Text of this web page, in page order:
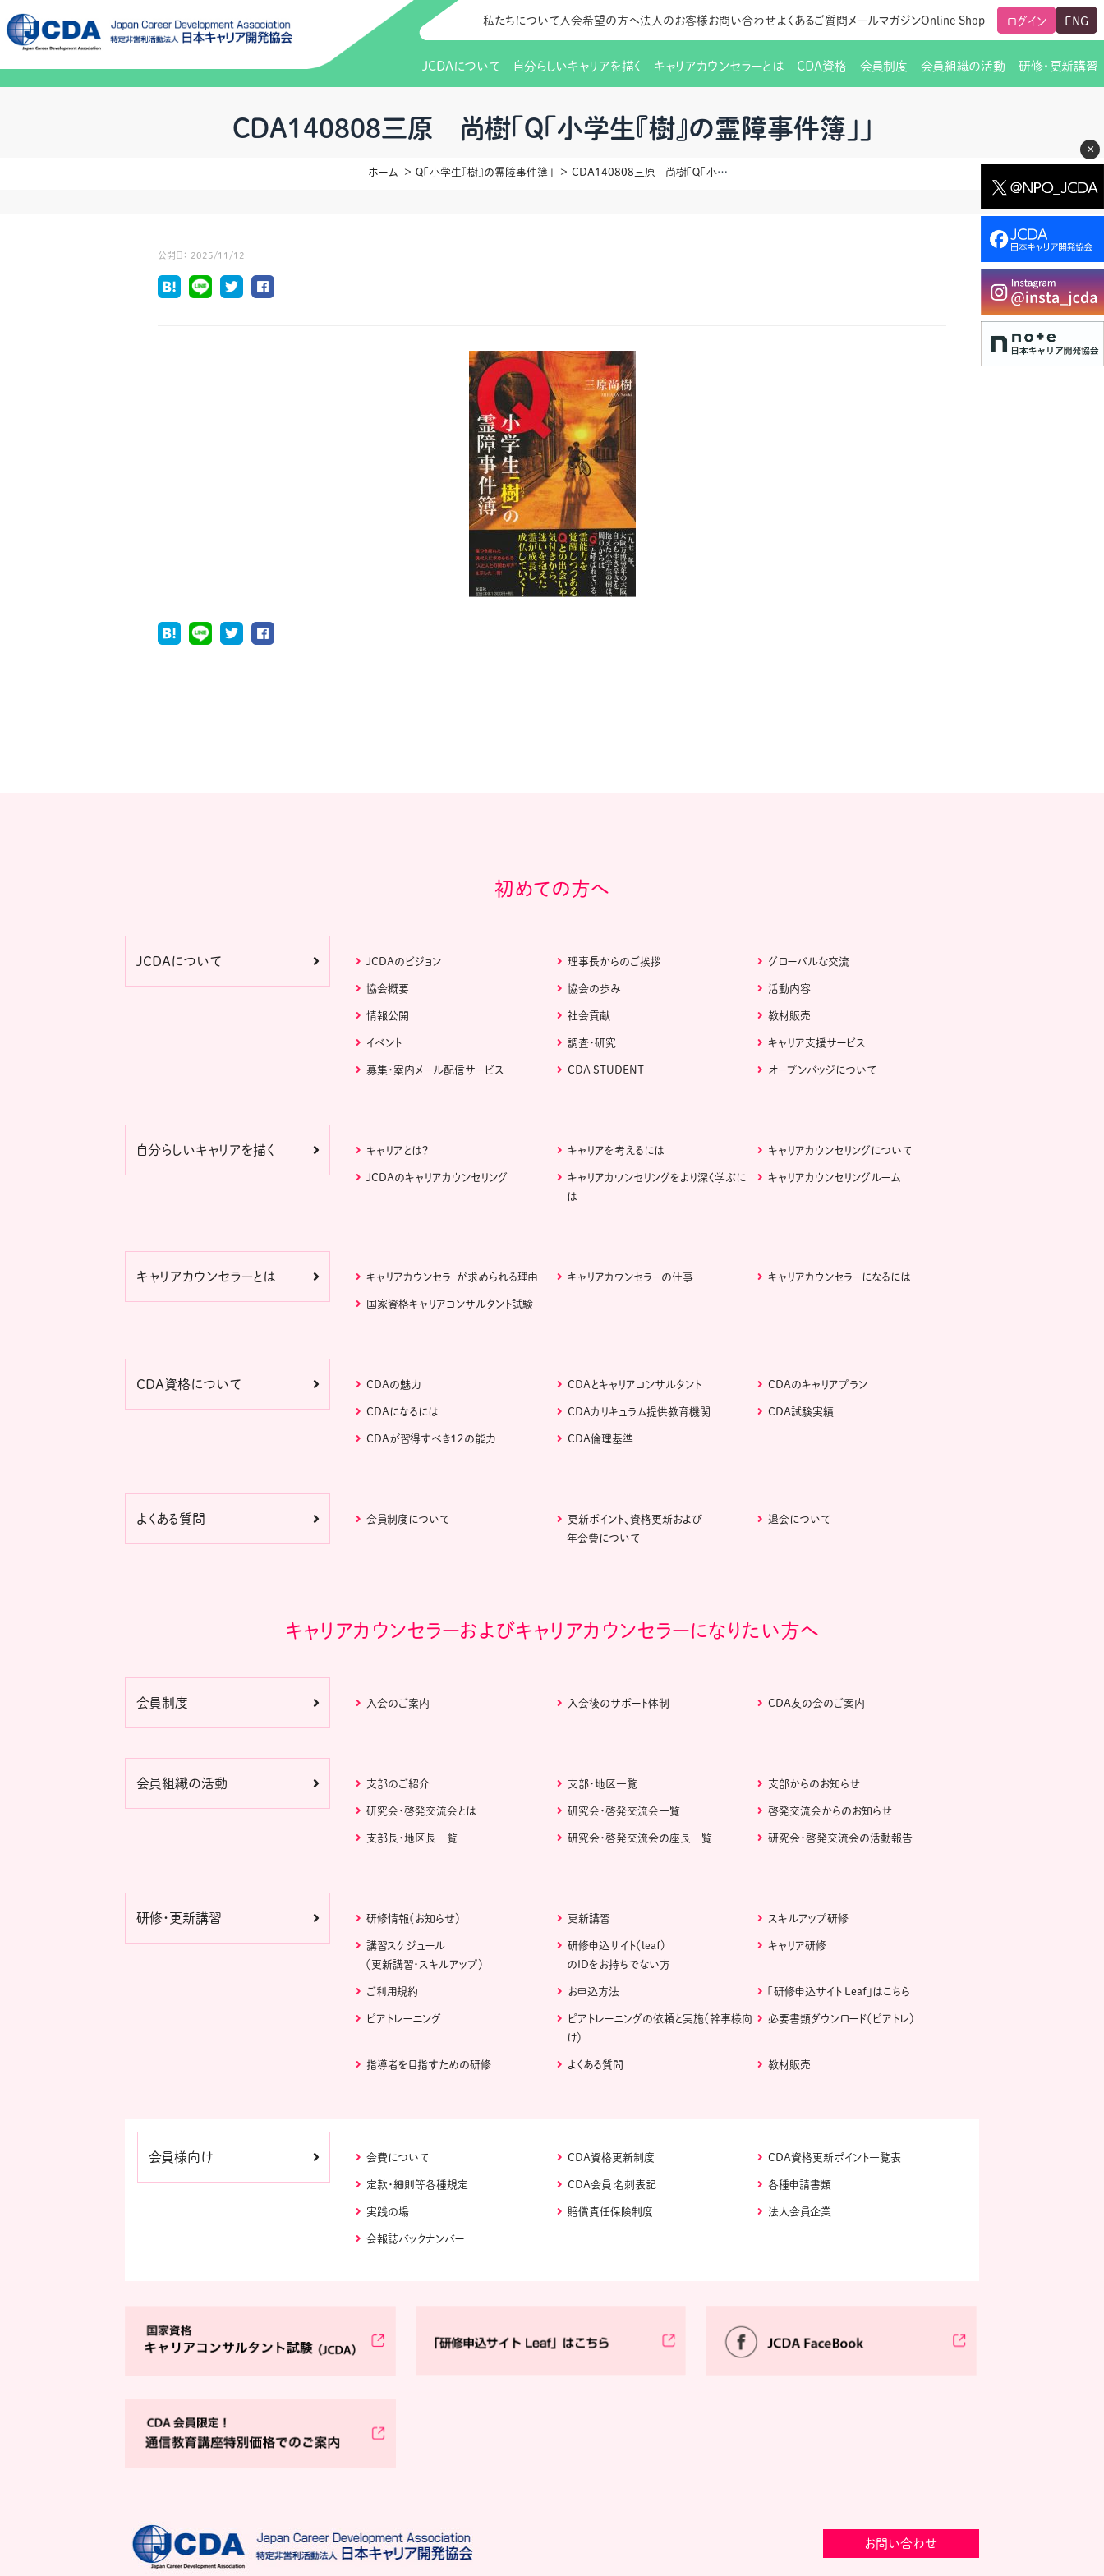
×
私たちについて 入会希望の方へ法人のお客様お問い合わせよくあるご質問 メールマガジンOnline Shop ログイン ENG
JCDAについて
JCDAのビジョン 理事長からのご挨拶
人生すごろく金の糸
キャリア支援サービス
自分らしいキャリアを描く キャリアカウンセラーとは CDA資格 会員制度
入会のご案内 会員向けサポート
会員組織の活動
支部のご紹介 支部・地区一覧
研究会・啓発交流会の活動報告
研修・更新講習
研修情報（お知らせ） 更新講習
（更新講習・スキルアップ）
のIDをお持ちでない方
必要書類ダウンロード（ピアトレ）
教材販売
ピアファシリテーター紹介
JCDA認定インストラクター紹介
CDA140808三原 尚樹「Ｑ「小学生『樹』の霊障事件簿」」
ホーム Ｑ「小学生『樹』の霊障事件簿」 CDA140808三原 尚樹「Ｑ「小学生『樹』の霊障事件簿」」
公開日： 2025/11/12
初めての方へ
JCDAについて JCDAのビジョン 理事長からのご挨拶 グローバルな交流
協会概要 協会の歩み 活動内容
情報公開 社会貢献 教材販売
イベント 調査・研究 キャリア支援サービス
募集・案内メール配信サービス CDA STUDENT オープンバッジについて
自分らしいキャリアを描く キャリアとは？ キャリアを考えるには キャリアカウンセリングについて
JCDAのキャリアカウンセリング
キャリアカウンセリングをより深く学ぶに
は
キャリアカウンセリングルーム
キャリアカウンセラーとは キャリアカウンセラｰが求められる理由 キャリアカウンセラーの仕事 キャリアカウンセラーになるには
国家資格キャリアコンサルタント試験
CDA資格について CDAの魅力 CDAとキャリアコンサルタント CDAのキャリアプラン
CDAになるには CDAカリキュラム提供教育機関 CDA試験実績
CDAが習得すべき１２の能力 CDA倫理基準
よくある質問 会員制度について
更新ポイント、資格更新および
年会費について
退会について
キャリアカウンセラーおよびキャリアカウンセラーになりたい方へ
会員制度 入会のご案内 入会後のサポート体制 CDA友の会のご案内
会員組織の活動 支部のご紹介 支部・地区一覧 支部からのお知らせ
研究会・啓発交流会とは 研究会・啓発交流会一覧 啓発交流会からのお知らせ
支部長・地区長一覧 研究会・啓発交流会の座長一覧 研究会・啓発交流会の活動報告
研修・更新講習 研修情報（お知らせ） 更新講習 スキルアップ研修
講習スケジュール
（更新講習・スキルアップ）
研修申込サイト（leaf)
のIDをお持ちでない方
キャリア研修
ご利用規約 お申込方法 「研修申込サイト Leaf」はこちら
ピアトレーニング
ピアトレーニングの依頼と実施（幹事様向
け）
必要書類ダウンロード（ピアトレ）
指導者を目指すための研修 よくある質問 教材販売
会員様向け 会費について CDA資格更新制度 CDA資格更新ポイント一覧表
定款・細則等各種規定 CDA会員 名刺表記 各種申請書類
実践の場 賠償責任保険制度 法人会員企業
会報誌バックナンバー
お問い合わせ